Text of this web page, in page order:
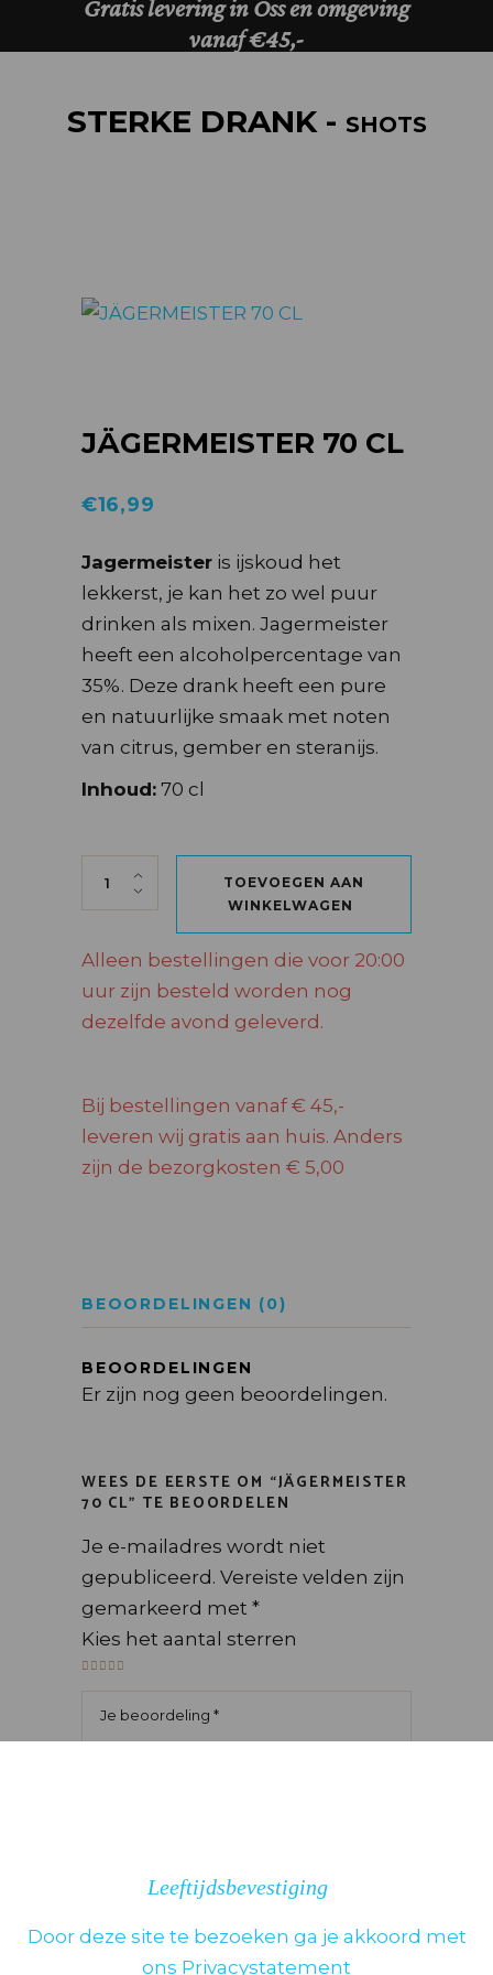
Leeftijdsbevestiging
Door deze site te bezoeken ga je akkoord met
ons Privacystatement
STERKE DRANK - SHOTS
JÄGERMEISTER 70 CL
€16,99
Jagermeister is ijskoud het
lekkerst, je kan het zo wel puur
drinken als mixen. Jagermeister
heeft een alcoholpercentage van
35%. Deze drank heeft een pure
en natuurlijke smaak met noten
van citrus, gember en steranijs.
Inhoud: 70 cl
JÄGERMEISTER 70 CL quantity
TOEVOEGEN AAN
WINKELWAGEN
Alleen bestellingen die voor 20:00
uur zijn besteld worden nog
dezelfde avond geleverd.
Bij bestellingen vanaf € 45,-
leveren wij gratis aan huis. Anders
zijn de bezorgkosten € 5,00
BEOORDELINGEN (0)
BEOORDELINGEN
Er zijn nog geen beoordelingen.
WEES DE EERSTE OM “JÄGERMEISTER
70 CL” TE BEOORDELEN
Je e-mailadres wordt niet
gepubliceerd. Vereiste velden zijn
gemarkeerd met *
Kies het aantal sterren